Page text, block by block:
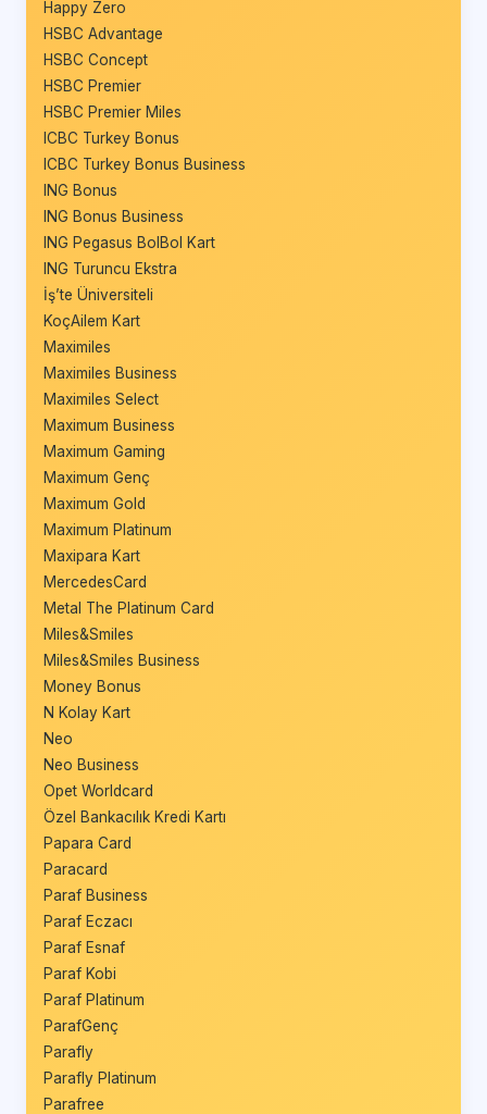
Happy Zero
HSBC Advantage
HSBC Concept
HSBC Premier
HSBC Premier Miles
ICBC Turkey Bonus
ICBC Turkey Bonus Business
ING Bonus
ING Bonus Business
ING Pegasus BolBol Kart
ING Turuncu Ekstra
İş’te Üniversiteli
KoçAilem Kart
Maximiles
Maximiles Business
Maximiles Select
Maximum Business
Maximum Gaming
Maximum Genç
Maximum Gold
Maximum Platinum
Maxipara Kart
MercedesCard
Metal The Platinum Card
Miles&Smiles
Miles&Smiles Business
Money Bonus
N Kolay Kart
Neo
Neo Business
Opet Worldcard
Özel Bankacılık Kredi Kartı
Papara Card
Paracard
Paraf Business
Paraf Eczacı
Paraf Esnaf
Paraf Kobi
Paraf Platinum
ParafGenç
Parafly
Parafly Platinum
Parafree